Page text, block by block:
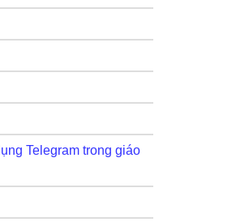
Telegram trong giáo